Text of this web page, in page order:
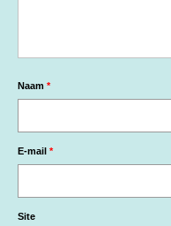
Naam *
E-mail *
Site